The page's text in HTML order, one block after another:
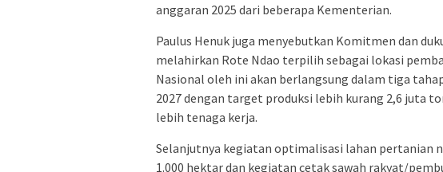
anggaran 2025 dari beberapa Kementerian.
Paulus Henuk juga menyebutkan Komitmen dan
melahirkan Rote Ndao terpilih sebagai lokasi
Nasional oleh ini akan berlangsung dalam tiga
2027 dengan target produksi lebih kurang 2,6 juta
lebih tenaga kerja.
Selanjutnya kegiatan optimalisasi lahan pertanian
1.000 hektar dan kegiatan cetak sawah rakyat/